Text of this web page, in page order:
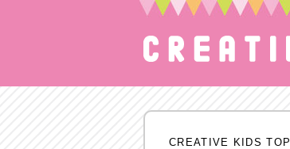
CREATIVE KIDS TOP